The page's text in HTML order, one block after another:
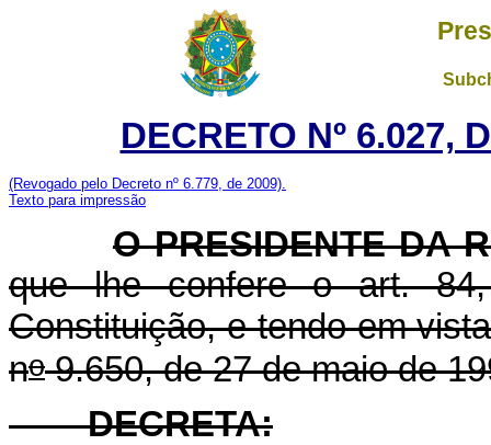
DECRETO Nº 6.027,
(Revogado pelo Decreto nº 6.779, de 2009).
Texto para impressão
O PRESIDENTE DA
que lhe confere o art.
Constituição, e tendo em
no9.650, de 27 de maio de
DECRETA: